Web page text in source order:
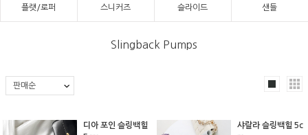
플랫/로퍼 스니커즈 슬라이드 샌들
Slingback Pumps
디아 포인 슬링백힐
샤랄라 슬링백힐 5c